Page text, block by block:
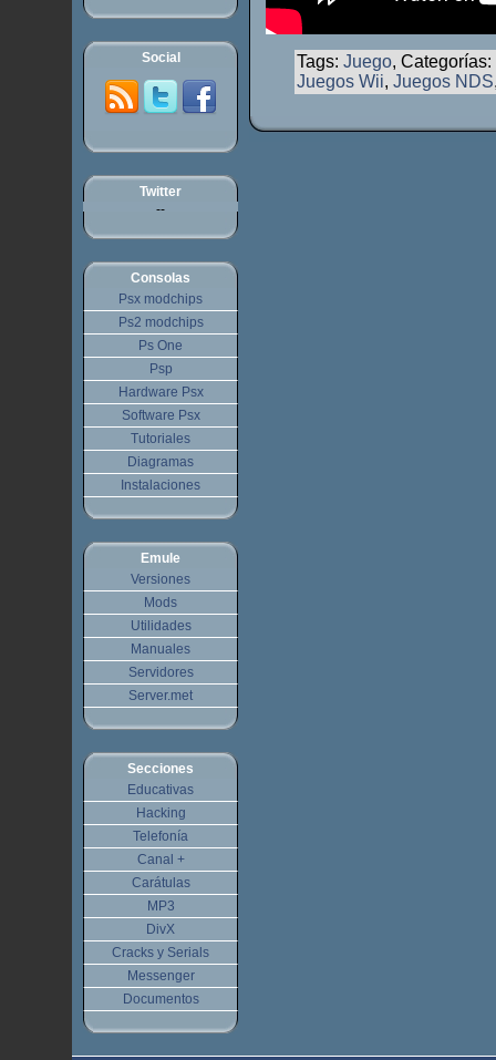
Tags: Juego, Categorías:
Juegos Wii, Juegos NDS
Social
Twitter
--
Consolas
Psx modchips
Ps2 modchips
Ps One
Psp
Hardware Psx
Software Psx
Tutoriales
Diagramas
Instalaciones
Emule
Versiones
Mods
Utilidades
Manuales
Servidores
Server.met
Secciones
Educativas
Hacking
Telefonía
Canal +
Carátulas
MP3
DivX
Cracks y Serials
Messenger
Documentos